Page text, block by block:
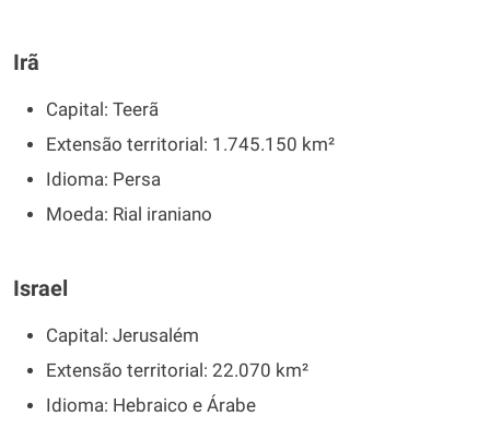
Irã
Capital: Teerã
Extensão territorial: 1.745.150 km²
Idioma: Persa
Moeda: Rial iraniano
Israel
Capital: Jerusalém
Extensão territorial: 22.070 km²
Idioma: Hebraico e Árabe